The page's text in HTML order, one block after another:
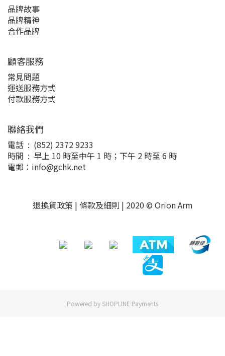
品牌故事
品牌精神
合作品牌
顧客服務
常見問題
運送服務方式
付款服務方式
聯絡我們
電話 : (852) 2372 9233
時間 : 早上 10 時至中午 1 時；下午 2 時至 6 時
電郵：info@gchk.net
退換貨政策 | 條款及細則 | 2020 © Orion Arm
Powered by SHOPLINE Payments